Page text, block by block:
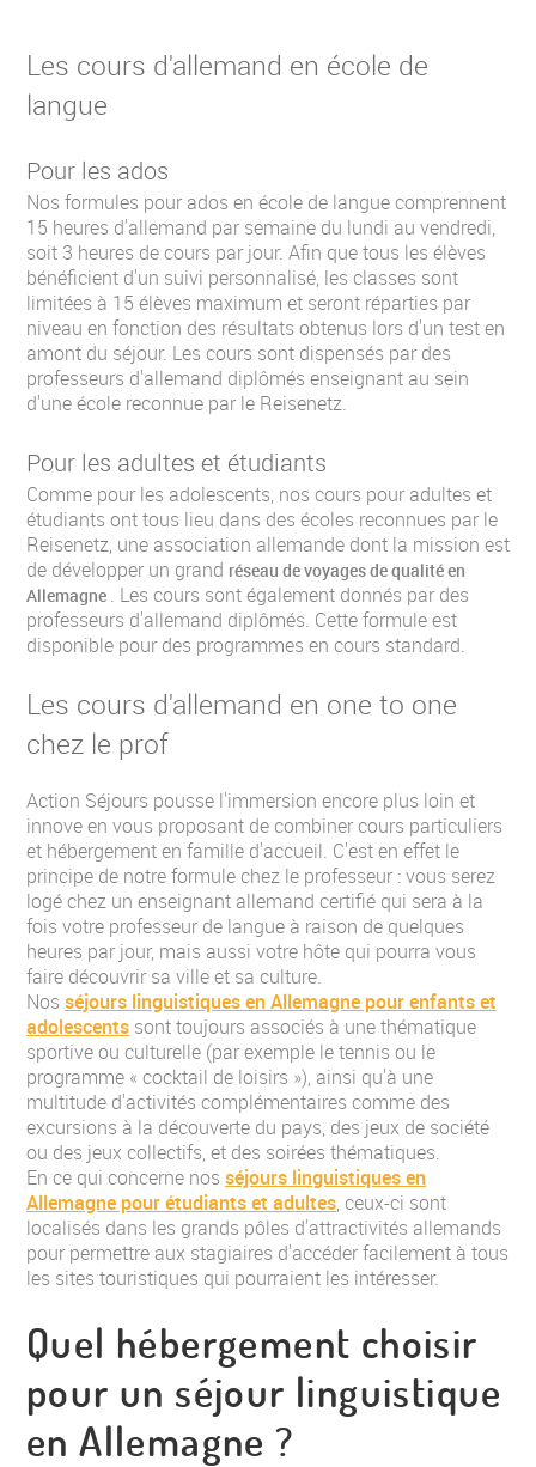
Les cours d'allemand en école de
langue
Pour les ados
Nos formules pour ados en école de langue comprennent
15 heures d'allemand par semaine du lundi au vendredi,
soit 3 heures de cours par jour. Afin que tous les élèves
bénéficient d'un suivi personnalisé, les classes sont
limitées à 15 élèves maximum et seront réparties par
niveau en fonction des résultats obtenus lors d'un test en
amont du séjour. Les cours sont dispensés par des
professeurs d'allemand diplômés enseignant au sein
d'une école reconnue par le Reisenetz.
Pour les adultes et étudiants
Comme pour les adolescents, nos cours pour adultes et
étudiants ont tous lieu dans des écoles reconnues par le
Reisenetz, une association allemande dont la mission est
de développer un grand réseau de voyages de qualité en
Allemagne . Les cours sont également donnés par des
professeurs d'allemand diplômés. Cette formule est
disponible pour des programmes en cours standard.
Les cours d'allemand en one to one
chez le prof
Action Séjours pousse l'immersion encore plus loin et
innove en vous proposant de combiner cours particuliers
et hébergement en famille d'accueil. C'est en effet le
principe de notre formule chez le professeur : vous serez
logé chez un enseignant allemand certifié qui sera à la
fois votre professeur de langue à raison de quelques
heures par jour, mais aussi votre hôte qui pourra vous
faire découvrir sa ville et sa culture.
Nos séjours linguistiques en Allemagne pour enfants et
adolescents sont toujours associés à une thématique
sportive ou culturelle (par exemple le tennis ou le
programme « cocktail de loisirs »), ainsi qu'à une
multitude d'activités complémentaires comme des
excursions à la découverte du pays, des jeux de société
ou des jeux collectifs, et des soirées thématiques.
En ce qui concerne nos séjours linguistiques en
Allemagne pour étudiants et adultes, ceux-ci sont
localisés dans les grands pôles d'attractivités allemands
pour permettre aux stagiaires d'accéder facilement à tous
les sites touristiques qui pourraient les intéresser.
Quel hébergement choisir
pour un séjour linguistique
en Allemagne ?